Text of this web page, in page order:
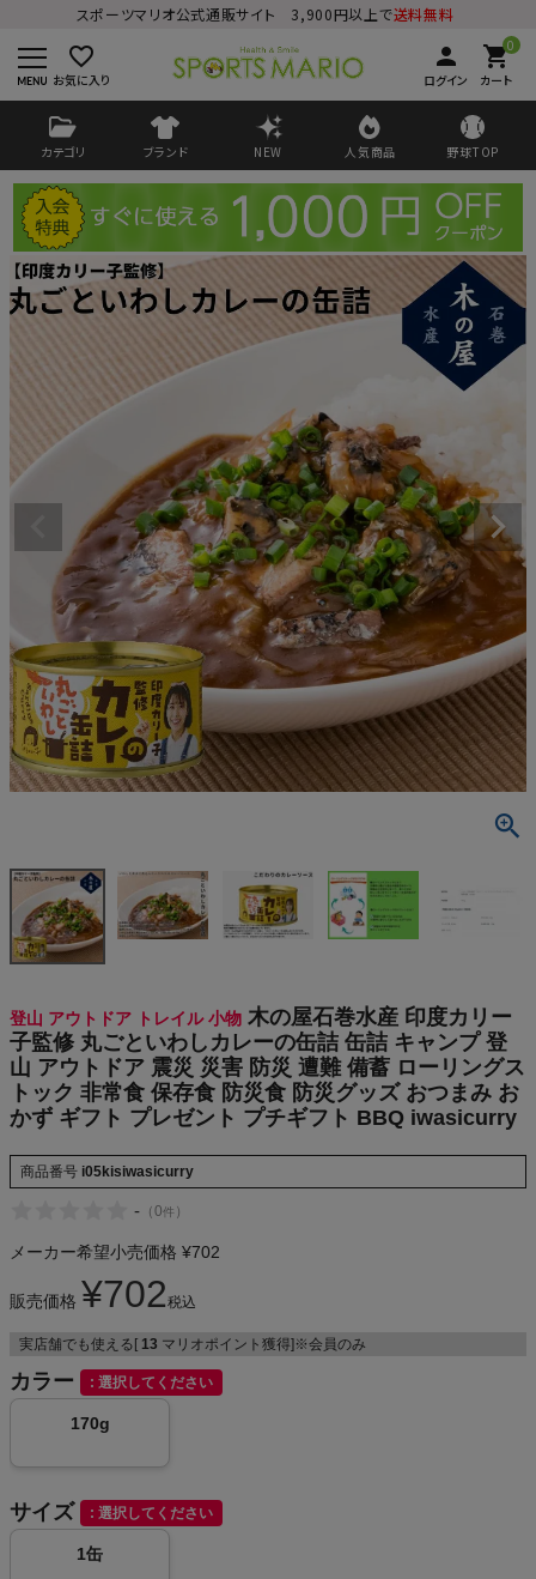
スポーツマリオ公式通販サイト 3,900円以上で送料無料
favorite_border
お気に入り
person
ログイン
0
shopping_cart
カート
カテゴリ ブランド NEW 人気商品 野球TOP
ログイン
検索
商品が見つからない方はこちら
On
THE NORTH FACE
CHUMS
もっと見る
メンズカジュアルウェア
メンズスポーツウェア
レディーススポーツウェア
スポーツシューズ
もっと見る
登山 アウトドア トレイル 小物 木の屋石巻水産 印度カリー
子監修 丸ごといわしカレーの缶詰 缶詰 キャンプ 登
山 アウトドア 震災 災害 防災 遭難 備蓄 ローリングス
トック 非常食 保存食 防災食 防災グッズ おつまみ お
かず ギフト プレゼント プチギフト BBQ iwasicurry
商品番号 i05kisiwasicurry
- （0件 ）
メーカー希望小売価格 ¥702
販売価格 ¥702税込
実店舗でも使える[ 13 マリオポイント獲得]※会員のみ
カラー 選択してください
170g
サイズ 選択してください
1缶